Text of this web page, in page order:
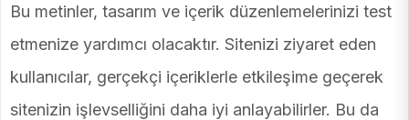
Bu metinler, tasarım ve içerik düzenlemelerinizi test
etmenize yardımcı olacaktır. Sitenizi ziyaret eden
kullanıcılar, gerçekçi içeriklerle etkileşime geçerek
sitenizin işlevselliğini daha iyi anlayabilirler. Bu da